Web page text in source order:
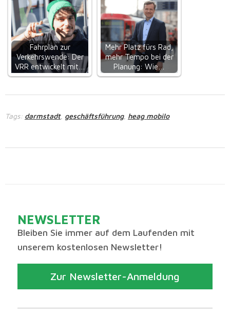
Fahrplan zur
Verkehrswende: Der
VRR entwickelt mit…
Mehr Platz fürs Rad,
mehr Tempo bei der
Planung: Wie…
Tags: darmstadt, geschäftsführung, heag mobilo
NEWSLETTER
Bleiben Sie immer auf dem Laufenden mit
unserem kostenlosen Newsletter!
Zur Newsletter-Anmeldung